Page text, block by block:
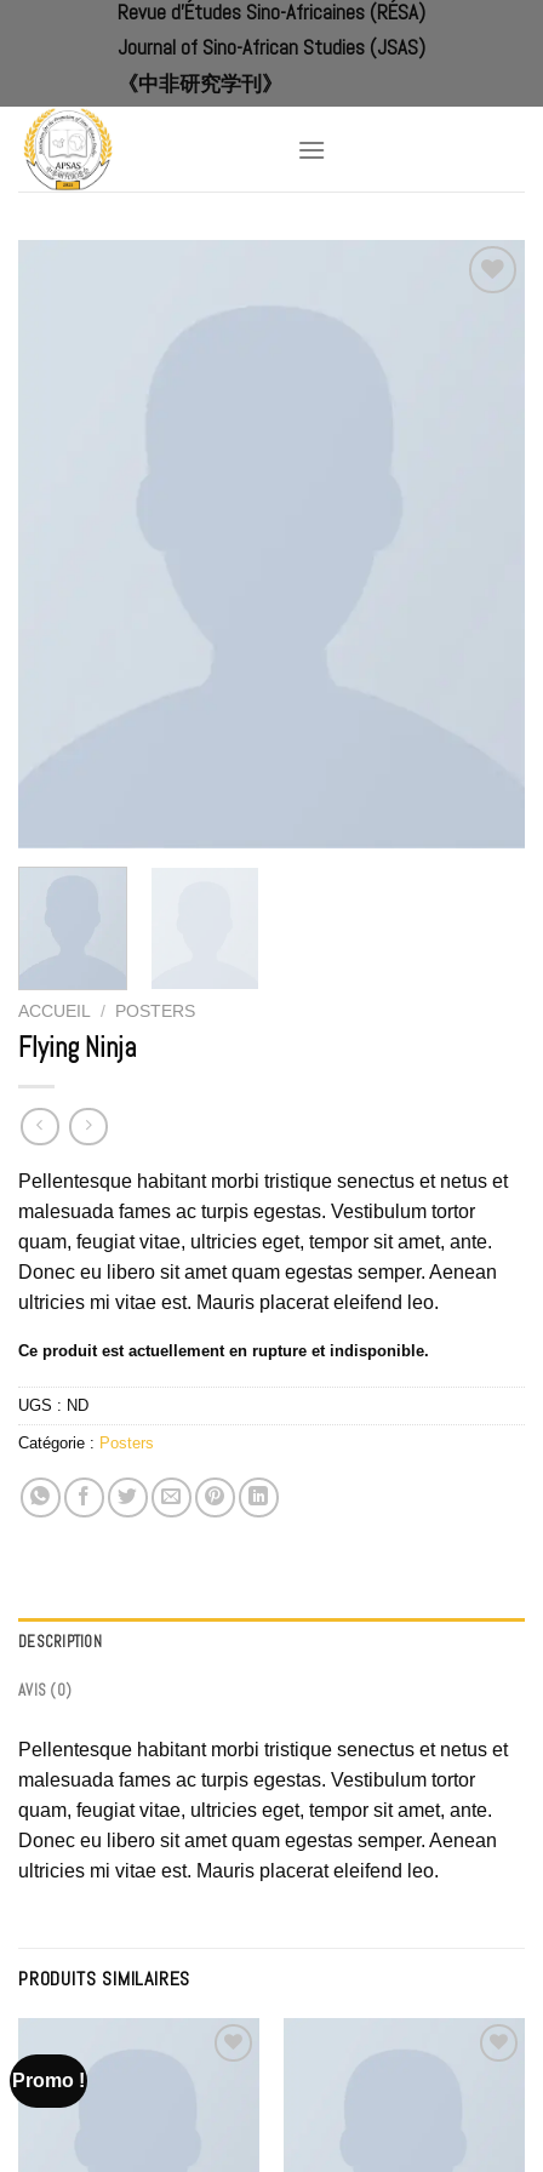
Revue d'Études Sino-Africaines (RÉSA)
Journal of Sino-African Studies (JSAS)
《中非研究学刊》
ACCUEIL / POSTERS
Flying Ninja
Pellentesque habitant morbi tristique senectus et netus et
malesuada fames ac turpis egestas. Vestibulum tortor
quam, feugiat vitae, ultricies eget, tempor sit amet, ante.
Donec eu libero sit amet quam egestas semper. Aenean
ultricies mi vitae est. Mauris placerat eleifend leo.
Ce produit est actuellement en rupture et indisponible.
UGS : ND
Catégorie : Posters
DESCRIPTION
AVIS (0)
Pellentesque habitant morbi tristique senectus et netus et
malesuada fames ac turpis egestas. Vestibulum tortor
quam, feugiat vitae, ultricies eget, tempor sit amet, ante.
Donec eu libero sit amet quam egestas semper. Aenean
ultricies mi vitae est. Mauris placerat eleifend leo.
PRODUITS SIMILAIRES
Promo !